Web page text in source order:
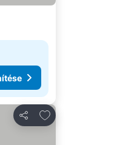
Megosztás
Hozzáadás a